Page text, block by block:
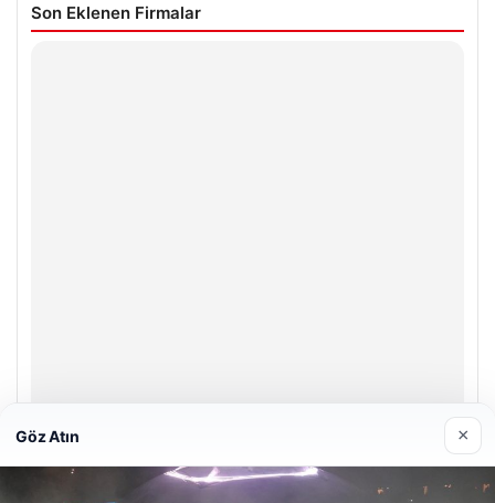
Son Eklenen Firmalar
A Life Ankara Hastanesi
Göz Atın ×